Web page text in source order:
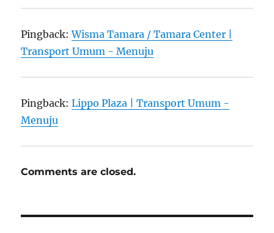
Pingback:Wisma Tamara / Tamara Center |
Transport Umum - Menuju
Pingback:Lippo Plaza | Transport Umum -
Menuju
Comments are closed.